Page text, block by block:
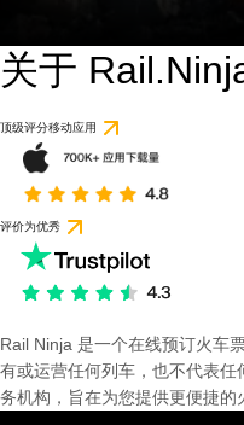
关于
顶级评分移动应用
评价为优秀
Rail Ninja 是一个在线预订火车
有或运营任何列车，也不代表
务机构，旨在为您提供更便捷的